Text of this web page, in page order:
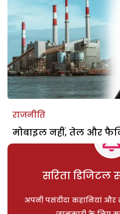
राजनीति
मोबाइल नहीं, तेल और
सरिता डिजिटल
अपनी पसंदीदा कहानियां और